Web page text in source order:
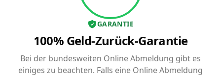
GARANTIE
100% Geld-Zurück-Garantie
Bei der bundesweiten Online Abmeldung gibt es
einiges zu beachten. Falls eine Online Abmeldung